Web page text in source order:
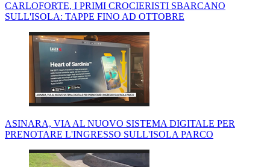
CARLOFORTE, I PRIMI CROCIERISTI SBARCANO
SULL'ISOLA: TAPPE FINO AD OTTOBRE
ASINARA, VIA AL NUOVO SISTEMA DIGITALE PER
PRENOTARE L'INGRESSO SULL'ISOLA PARCO